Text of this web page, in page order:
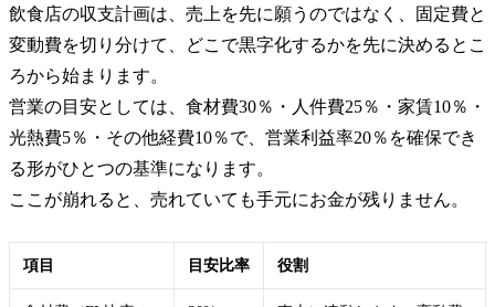
飲食店の収支計画は、売上を先に願うのではなく、固定費と
変動費を切り分けて、どこで黒字化するかを先に決めるとこ
ろから始まります。
営業の目安としては、食材費30％・人件費25％・家賃10％・
光熱費5％・その他経費10％で、営業利益率20％を確保でき
る形がひとつの基準になります。
ここが崩れると、売れていても手元にお金が残りません。
項目 目安比率 役割